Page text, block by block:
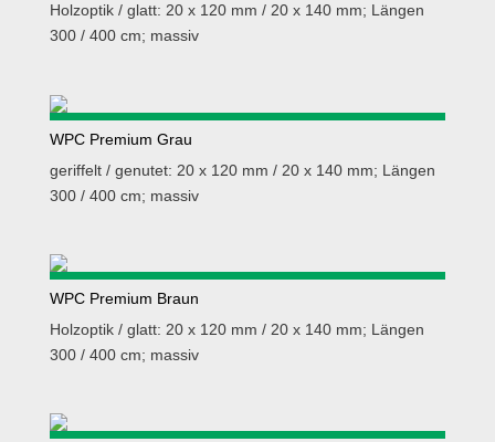
Holzoptik / glatt: 20 x 120 mm / 20 x 140 mm; Längen
300 / 400 cm; massiv
WPC Premium Grau
geriffelt / genutet: 20 x 120 mm / 20 x 140 mm; Längen
300 / 400 cm; massiv
WPC Premium Braun
Holzoptik / glatt: 20 x 120 mm / 20 x 140 mm; Längen
300 / 400 cm; massiv